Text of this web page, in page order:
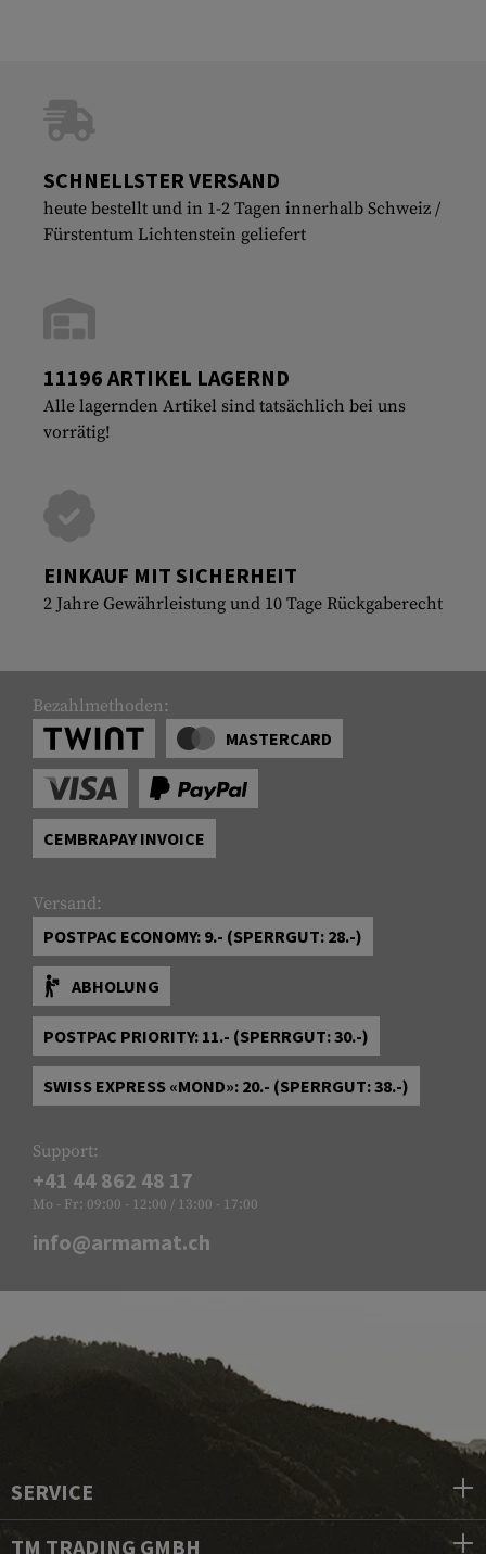
SCHNELLSTER VERSAND
heute bestellt und in 1-2 Tagen innerhalb Schweiz /
Fürstentum Lichtenstein geliefert
11196 ARTIKEL LAGERND
Alle lagernden Artikel sind tatsächlich bei uns
vorrätig!
EINKAUF MIT SICHERHEIT
2 Jahre Gewährleistung und 10 Tage Rückgaberecht
Bezahlmethoden:
MASTERCARD
CEMBRAPAY INVOICE
Versand:
POSTPAC ECONOMY: 9.- (SPERRGUT: 28.-)
ABHOLUNG
POSTPAC PRIORITY: 11.- (SPERRGUT: 30.-)
SWISS EXPRESS «MOND»: 20.- (SPERRGUT: 38.-)
Support:
+41 44 862 48 17
Mo - Fr: 09:00 - 12:00 / 13:00 - 17:00
info@armamat.ch
SERVICE
TM TRADING GMBH